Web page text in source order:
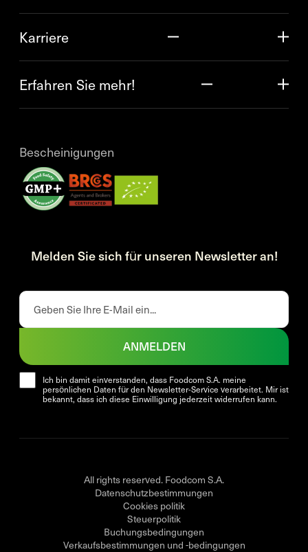
Karriere
Erfahren Sie mehr!
Bescheinigungen
Melden Sie sich für unseren Newsletter an!
Ich bin damit einverstanden, dass Foodcom S.A. meine
persönlichen Daten für den Newsletter-Service verarbeitet. Mir ist
bekannt, dass ich diese Einwilligung jederzeit widerrufen kann.
ANMELDEN
All rights reserved. Foodcom S.A.
Datenschutzbestimmungen
Cookies politik
Steuerpolitik
Buchungsbedingungen
Verkaufsbestimmungen und -bedingungen